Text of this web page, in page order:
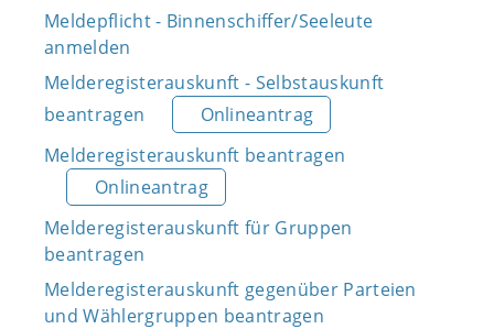
Meldepflicht - Binnenschiffer/Seeleute
anmelden
Melderegisterauskunft - Selbstauskunft
beantragen
Onlineantrag
Melderegisterauskunft beantragen
Onlineantrag
Melderegisterauskunft für Gruppen
beantragen
Melderegisterauskunft gegenüber Parteien
und Wählergruppen beantragen